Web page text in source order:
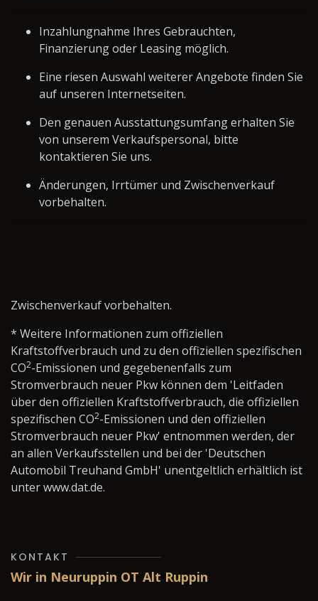
Inzahlungnahme Ihres Gebrauchten,
Finanzierung oder Leasing möglich.
Eine riesen Auswahl weiterer Angebote finden Sie
auf unseren Internetseiten.
Den genauen Ausstattungsumfang erhalten Sie
von unserem Verkaufspersonal, bitte
kontaktieren Sie uns.
Änderungen, Irrtümer und Zwischenverkauf
vorbehalten.
Zwischenverkauf vorbehalten.
* Weitere Informationen zum offiziellen
Kraftstoffverbrauch und zu den offiziellen spezifischen
CO2-Emissionen und gegebenenfalls zum
Stromverbrauch neuer Pkw können dem 'Leitfaden
über den offiziellen Kraftstoffverbrauch, die offiziellen
spezifischen CO2-Emissionen und den offiziellen
Stromverbrauch neuer Pkw' entnommen werden, der
an allen Verkaufsstellen und bei der 'Deutschen
Automobil Treuhand GmbH' unentgeltlich erhältlich ist
unter www.dat.de.
KONTAKT
Wir in Neuruppin OT Alt Ruppin